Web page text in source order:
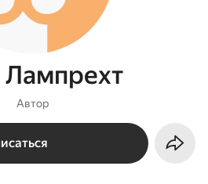
Лампрехт
Автор